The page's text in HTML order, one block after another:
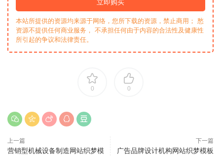
立即购买
本站所提供的资源均来源于网络，您所下载的资源，禁止商用； 愁
资源不提供任何商业服务， 不承担任何由于内容的合法性及健康性
所引起的争议和法律责任。
0 0
上一篇
营销型机械设备制造网站织梦模
下一篇
广告品牌设计机构网站织梦模板